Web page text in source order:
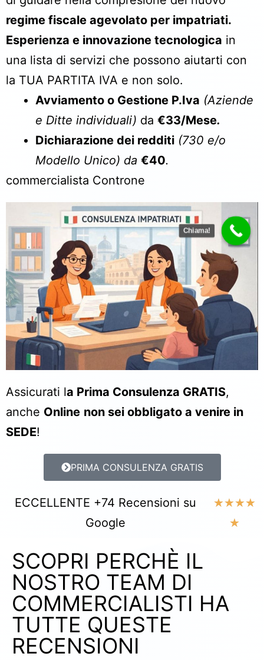
regime fiscale agevolato per impatriati.
Esperienza e innovazione tecnologica in
una lista di servizi che possono aiutarti con
la TUA PARTITA IVA e non solo.
Avviamento o Gestione P.Iva (Aziende
e Ditte individuali) da €33/Mese.
Dichiarazione dei redditi (730 e/o
Modello Unico) da €40.
commercialista Controne
Assicurati la Prima Consulenza GRATIS,
anche Online non sei obbligato a venire in
SEDE!
PRIMA CONSULENZA GRATIS
ECCELLENTE +74 Recensioni su
Google
★★★★
★
SCOPRI PERCHÈ IL
NOSTRO TEAM DI
COMMERCIALISTI HA
TUTTE QUESTE
RECENSIONI​
Chiama!